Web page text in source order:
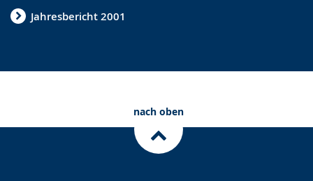
Jahresbericht 2001
g
nach oben